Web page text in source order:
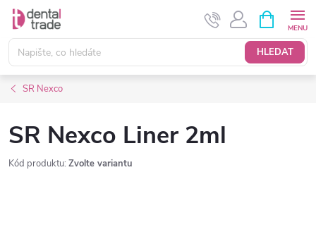
Přejít
obsah
HLEDAT
NÁKUPNÍ
KOŠÍK
SR Nexco
SR Nexco Liner 2ml
Kód produktu: Zvolte variantu